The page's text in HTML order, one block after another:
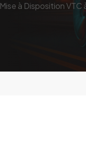
Mise à Disposition VTC